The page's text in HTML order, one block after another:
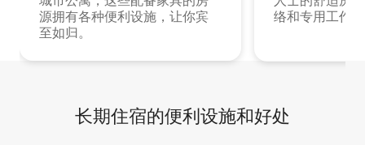
源拥有各种便利设施，让你宾
至如归。
络和专用工作
长期住宿的便利设施和好处